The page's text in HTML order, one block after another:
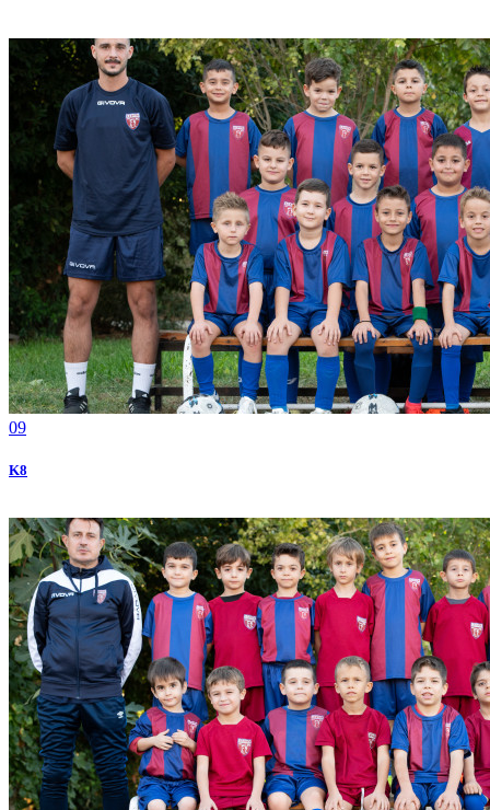
09
Κ8